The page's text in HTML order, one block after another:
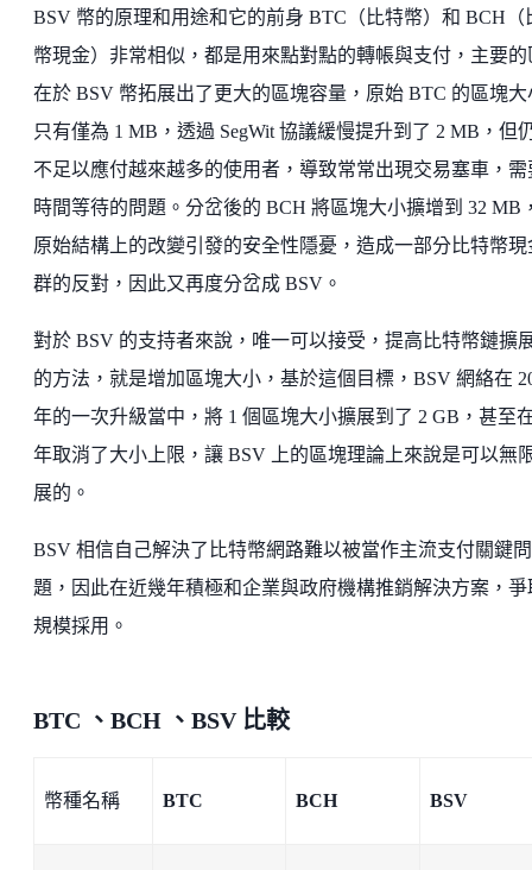
BSV 幣的原理和用途和它的前身 BTC（比特幣）和 BCH（
幣現金）非常相似，都是用來點對點的轉帳與支付，主要的
在於 BSV 幣拓展出了更大的區塊容量，原始 BTC 的區塊大
只有僅為 1 MB，透過 SegWit 協議緩慢提升到了 2 MB，但
不足以應付越來越多的使用者，導致常常出現交易塞車，需
時間等待的問題。分岔後的 BCH 將區塊大小擴增到 32 MB
原始結構上的改變引發的安全性隱憂，造成一部分比特幣現
群的反對，因此又再度分岔成 BSV。
對於 BSV 的支持者來說，唯一可以接受，提高比特幣鏈擴
的方法，就是增加區塊大小，基於這個目標，BSV 網絡在
年的一次升級當中，將 1 個區塊大小擴展到了 2 GB，甚至
年取消了大小上限，讓 BSV 上的區塊理論上來說是可以無
展的。
BSV 相信自己解決了比特幣網路難以被當作主流支付關鍵問
題，因此在近幾年積極和企業與政府機構推銷解決方案，爭
規模採用。
BTC 、BCH 、BSV 比較
幣種名稱 BTC BCH BSV